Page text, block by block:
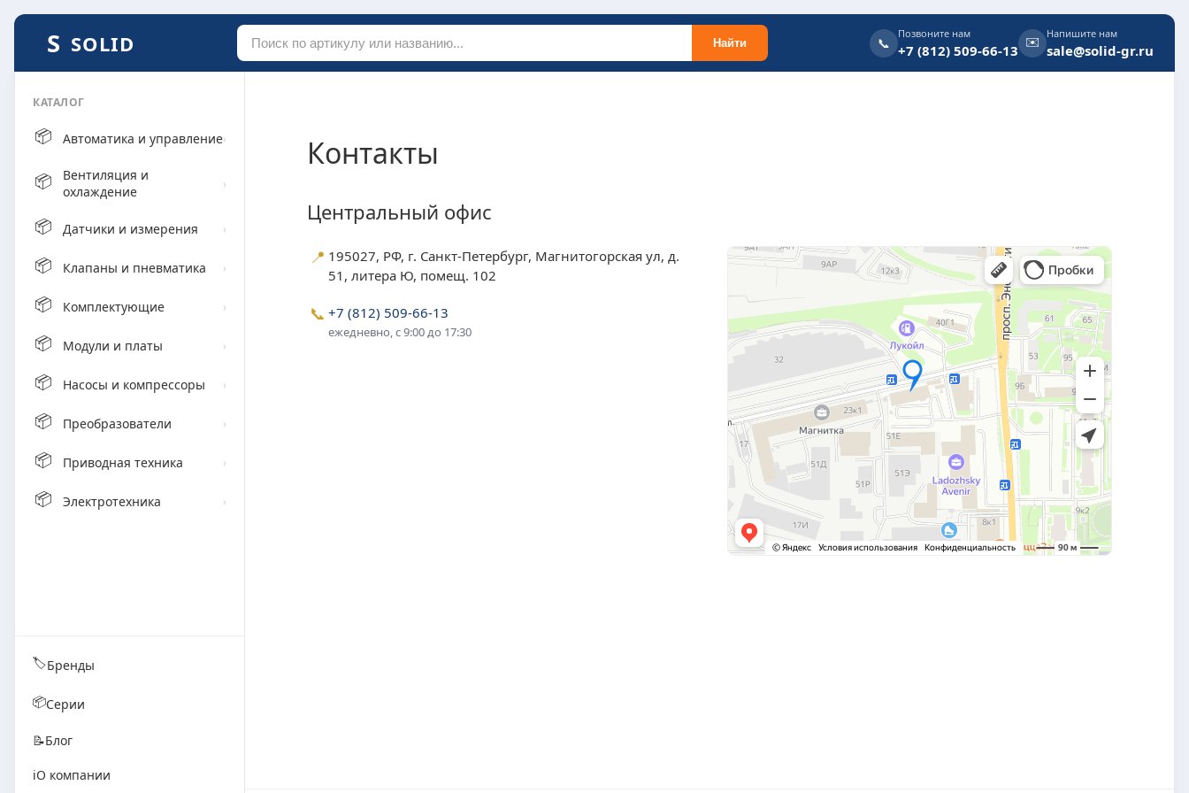
SOLID Найти 📞
Позвоните нам
+7 (812) 509-66-13
✉️ Напишите нам
sale@solid-gr.ru
КАТАЛОГ
📦 Автоматика и управление›
📦
Вентиляция и
охлаждение
›
📦 Датчики и измерения ›
📦 Клапаны и пневматика ›
📦 Комплектующие ›
📦 Модули и платы ›
📦 Насосы и компрессоры ›
📦 Преобразователи ›
📦 Приводная техника ›
📦 Электротехника ›
🏷️Бренды
📦Серии
📝Блог
ℹ️О компании
Контакты
Центральный офис
📍 195027, РФ, г. Санкт-Петербург, Магнитогорская ул, д.
51, литера Ю, помещ. 102
📞 +7 (812) 509-66-13
ежедневно, с 9:00 до 17:30